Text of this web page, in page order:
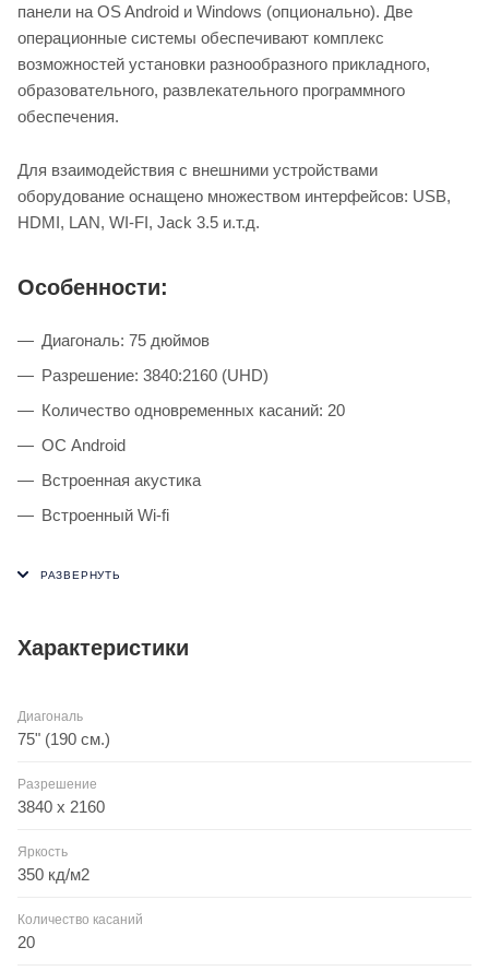
панели на OS Android и Windows (опционально). Две
операционные системы обеспечивают комплекс
возможностей установки разнообразного прикладного,
образовательного, развлекательного программного
обеспечения.
Для взаимодействия с внешними устройствами
оборудование оснащено множеством интерфейсов: USB,
HDMI, LAN, WI-FI, Jack 3.5 и.т.д.
Особенности:
Диагональ: 75 дюймов
Разрешение: 3840:2160 (UHD)
Количество одновременных касаний: 20
ОС Android
Встроенная акустика
Встроенный Wi-fi
Характеристики
Диагональ
75" (190 см.)
Разрешение
3840 x 2160
Яркость
350 кд/м2
Количество касаний
20